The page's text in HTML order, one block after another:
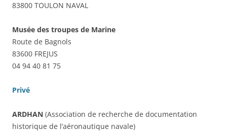
83800 TOULON NAVAL
Musée des troupes de Marine
Route de Bagnols
83600 FREJUS
04 94 40 81 75
Privé
ARDHAN (Association de recherche de documentation
historique de l’aéronautique navale)